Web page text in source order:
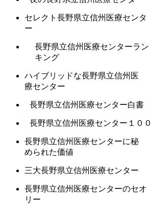
セレクト長野県立信州医療センタ
ー
長野県立信州医療センターラン
キング
ハイブリッドな長野県立信州医
療センター
長野県立信州医療センター白書
長野県立信州医療センター１００
長野県立信州医療センターに秘
められた価値
三大長野県立信州医療センター
長野県立信州医療センターのセオ
リー